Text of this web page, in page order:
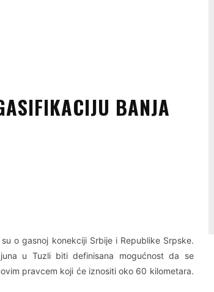
BANJA
o gasnoj konekciji Srbije i Republike Srpske.
u Tuzli biti definisana mogućnost da se
pravcem koji će iznositi oko 60 kilometara.